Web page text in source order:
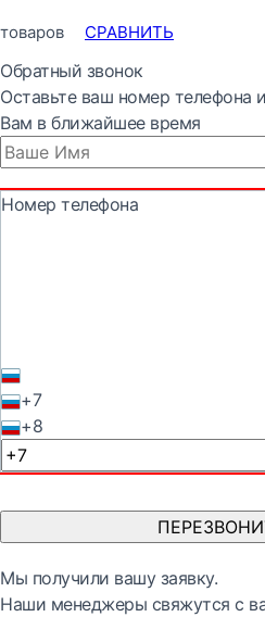
товаров
СРАВНИТЬ
Обратный звонок
Оставьте ваш номер телефона
Вам в ближайшее время
Номер телефона
+7
+8
Мы получили вашу заявку.
Наши менеджеры свяжутся с